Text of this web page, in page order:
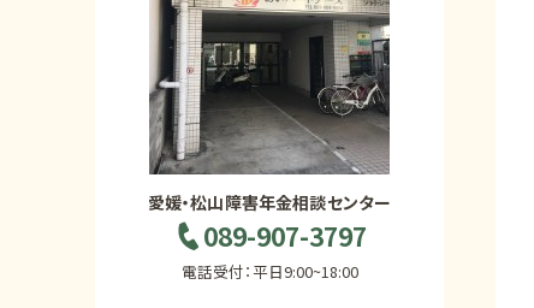
愛媛・松山障害年金相談センター
089-907-3797
電話受付：平日9:00~18:00